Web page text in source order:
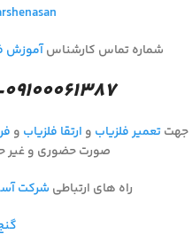
شماره تماس کارشناسآموزش
جهتتعمیر فلزیاب و ارتقا فلزیاب و
صورت حضوری و غیر
راه های ارتباطی شرکت